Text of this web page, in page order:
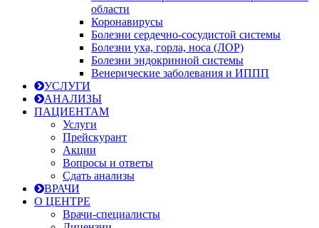
области
Коронавирусы
Болезни сердечно-сосудистой системы
Болезни уха, горла, носа (ЛОР)
Болезни эндокринной системы
Венерические заболевания и ИППП
УСЛУГИ
АНАЛИЗЫ
ПАЦИЕНТАМ
Услуги
Прейскурант
Акции
Вопросы и ответы
Сдать анализы
ВРАЧИ
О ЦЕНТРЕ
Врачи-специалисты